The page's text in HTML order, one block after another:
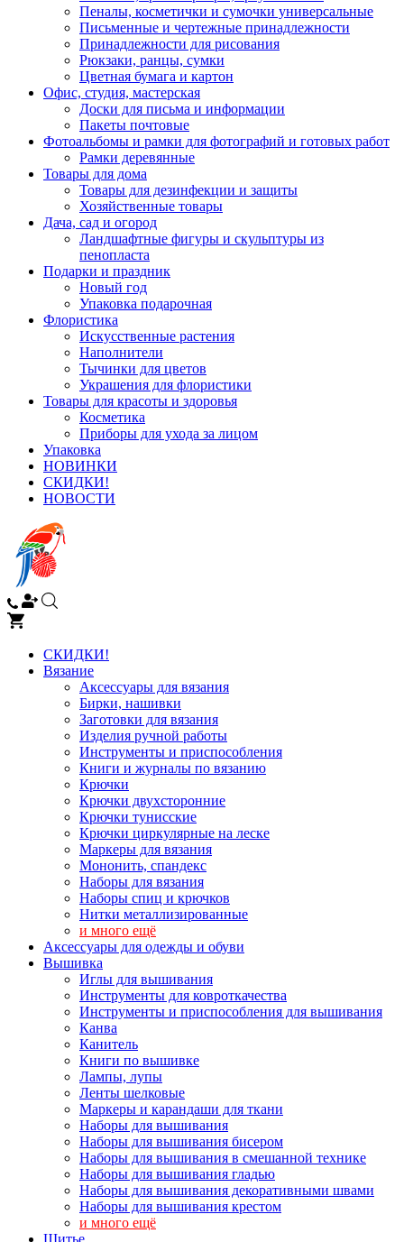
Пеналы, косметички и сумочки универсальные
Письменные и чертежные принадлежности
Принадлежности для рисования
Рюкзаки, ранцы, сумки
Цветная бумага и картон
Офис, студия, мастерская
Доски для письма и информации
Пакеты почтовые
Фотоальбомы и рамки для фотографий и готовых работ
Рамки деревянные
Товары для дома
Товары для дезинфекции и защиты
Хозяйственные товары
Дача, сад и огород
Ландшафтные фигуры и скульптуры из
пенопласта
Подарки и праздник
Новый год
Упаковка подарочная
Флористика
Искусственные растения
Наполнители
Тычинки для цветов
Украшения для флористики
Товары для красоты и здоровья
Косметика
Приборы для ухода за лицом
Упаковка
НОВИНКИ
СКИДКИ!
НОВОСТИ
СКИДКИ!
Вязание
Аксессуары для вязания
Бирки, нашивки
Заготовки для вязания
Изделия ручной работы
Инструменты и приспособления
Книги и журналы по вязанию
Крючки
Крючки двухсторонние
Крючки тунисские
Крючки циркулярные на леске
Маркеры для вязания
Мононить, спандекс
Наборы для вязания
Наборы спиц и крючков
Нитки металлизированные
и много ещё
Аксессуары для одежды и обуви
Вышивка
Иглы для вышивания
Инструменты для ковроткачества
Инструменты и приспособления для вышивания
Канва
Канитель
Книги по вышивке
Лампы, лупы
Ленты шелковые
Маркеры и карандаши для ткани
Наборы для вышивания
Наборы для вышивания бисером
Наборы для вышивания в смешанной технике
Наборы для вышивания гладью
Наборы для вышивания декоративными швами
Наборы для вышивания крестом
и много ещё
Шитье